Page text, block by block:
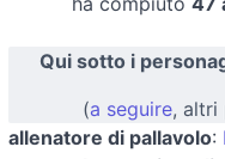
Qui sotto i
(a seguire, altri
allenatore di pallavolo: